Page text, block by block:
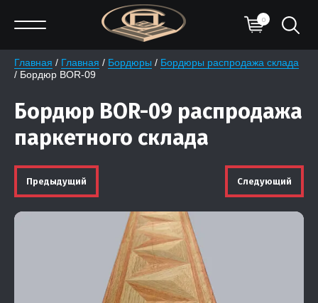
0
Главная / Главная / Бордюры / Бордюры распродажа склада
/ Бордюр BOR-09
Бордюр BOR-09 распродажа
паркетного склада
Предыдущий Следующий